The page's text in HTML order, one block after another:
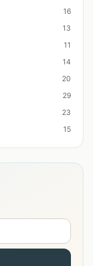
16
13
11
14
20
29
23
15